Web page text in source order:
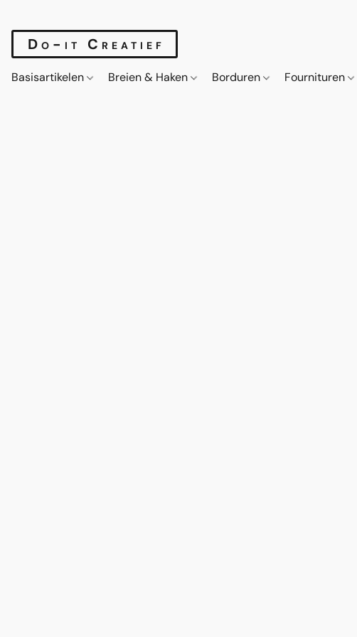
Do-it Creatief
Basisartikelen Breien & Haken Borduren Fournituren